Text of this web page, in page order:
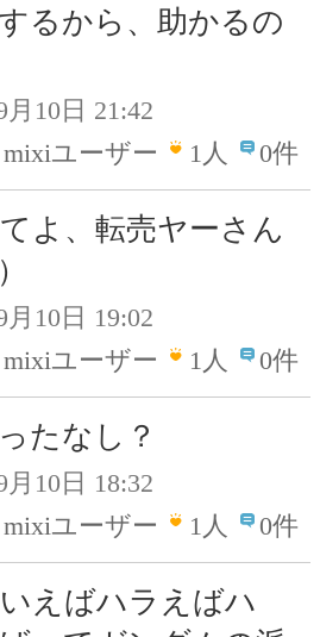
るから、助かるの
月10日 21:42
mixiユーザー
1人 0件
よ、転売ヤーさん
月10日 19:02
mixiユーザー
1人 0件
たなし？
月10日 18:32
mixiユーザー
1人 0件
えばハラえばハ